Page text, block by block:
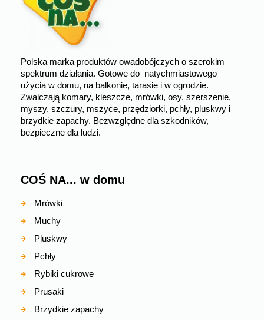
Polska marka produktów owadobójczych o szerokim
spektrum działania. Gotowe do natychmiastowego
użycia w domu, na balkonie, tarasie i w ogrodzie.
Zwalczają komary, kleszcze, mrówki, osy, szerszenie,
myszy, szczury, mszyce, przędziorki, pchły, pluskwy i
brzydkie zapachy. Bezwzględne dla szkodników,
bezpieczne dla ludzi.
COŚ NA... w domu
Mrówki
Muchy
Pluskwy
Pchły
Rybiki cukrowe
Prusaki
Brzydkie zapachy